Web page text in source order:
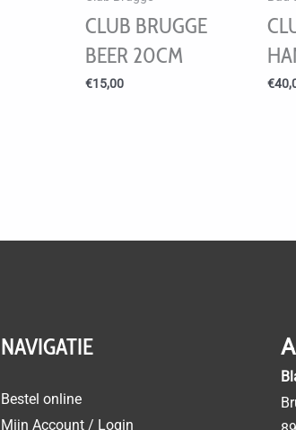
CLUB BRUGGE
BEER 20CM
€15,00 €
NAVIGATIE
Bestel online
Mijn Account / Login